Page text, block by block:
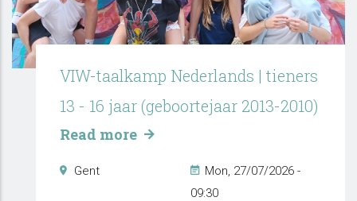
VIW-taalkamp Nederlands | tieners
13 - 16 jaar (geboortejaar 2013-2010)
Read more
Gent
Mon, 27/07/2026 -
09:30